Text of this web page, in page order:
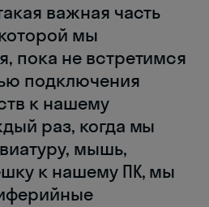
важная часть
мы
пока не встретимся
подключения
к нашему
раз, когда мы
мышь,
к нашему ПК, мы